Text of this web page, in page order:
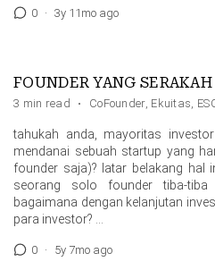
0 · 3y 11mo ago
FOUNDER YANG
3 min read · CoFounder, Ekuitas,
tahukah anda, mayoritas
mendanai sebuah startup yang
founder saja)? latar belakang hal
seorang solo founder tiba-
bagaimana dengan kelanjutan
para investor? …
0 · 5y 7mo ago